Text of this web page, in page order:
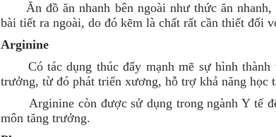
Ăn đồ ăn nhanh bên ngoài như thức ăn nhanh,
bài tiết ra ngoài, do đó kẽm là chất rất cần thiết đối
Arginine
Có tác dụng thúc đẩy mạnh mẽ sự hình thành
trưởng, từ đó phát triển xương, hỗ trợ khả năng học
Arginine còn được sử dụng trong ngành Y tế
môn tăng trưởng.